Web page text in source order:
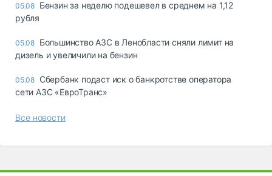
05.08 Бензин за неделю подешевел в среднем на 1,12
рубля
05.08 Большинство АЗС в Ленобласти сняли лимит на
дизель и увеличили на бензин
05.08 Сбербанк подаст иск о банкротстве оператора
сети АЗС «ЕвроТранс»
Все новости